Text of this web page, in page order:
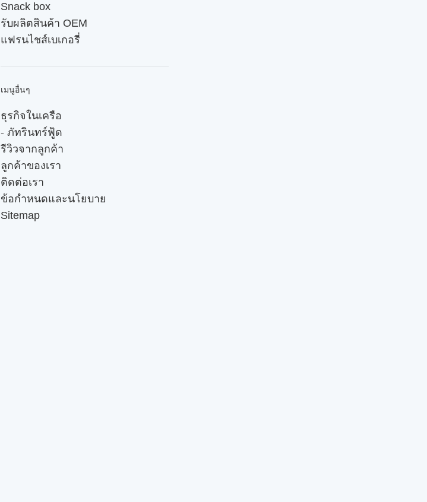
Snack box
รับผลิตสินค้า OEM
แฟรนไชส์เบเกอรี่
เมนูอื่นๆ
ธุรกิจในเครือ
- ภัทรินทร์ฟู้ด
รีวิวจากลูกค้า
ลูกค้าของเรา
ติดต่อเรา
ข้อกำหนดและนโยบาย
Sitemap